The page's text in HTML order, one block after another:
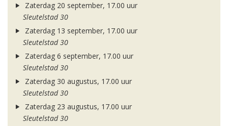
Zaterdag 20 september, 17.00 uur
Sleutelstad 30
Zaterdag 13 september, 17.00 uur
Sleutelstad 30
Zaterdag 6 september, 17.00 uur
Sleutelstad 30
Zaterdag 30 augustus, 17.00 uur
Sleutelstad 30
Zaterdag 23 augustus, 17.00 uur
Sleutelstad 30